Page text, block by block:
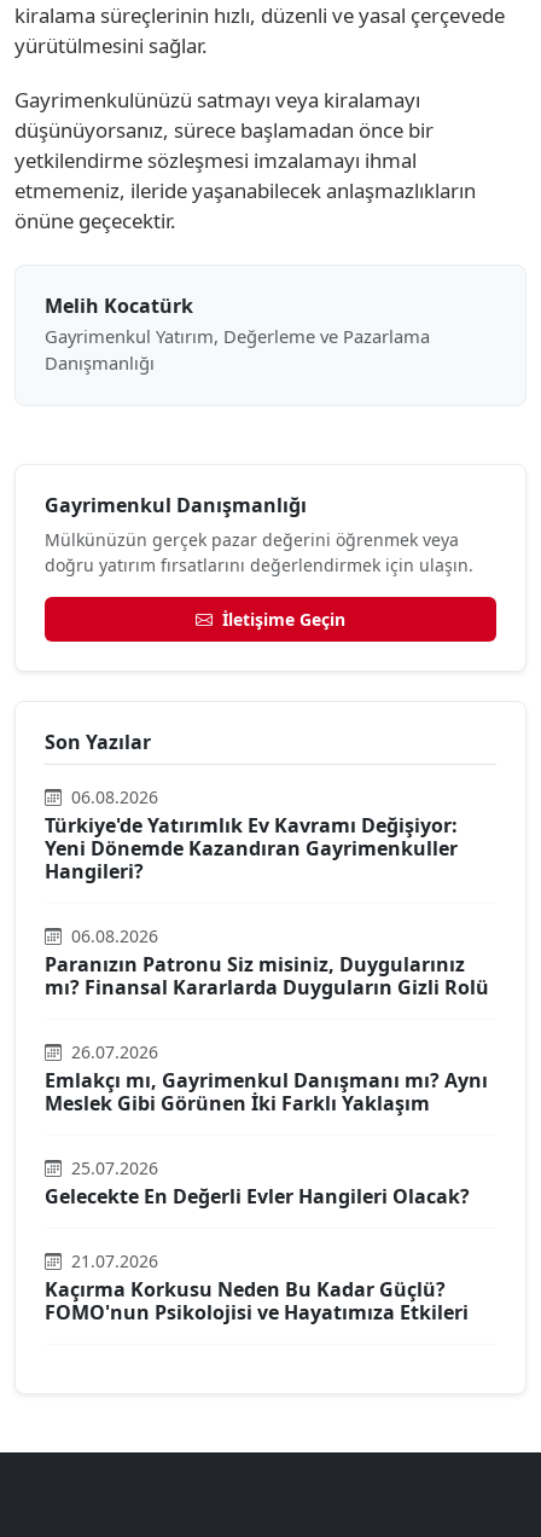
kiralama süreçlerinin hızlı, düzenli ve yasal çerçevede
yürütülmesini sağlar.
Gayrimenkulünüzü satmayı veya kiralamayı
düşünüyorsanız, sürece başlamadan önce bir
yetkilendirme sözleşmesi imzalamayı ihmal
etmemeniz, ileride yaşanabilecek anlaşmazlıkların
önüne geçecektir.
Melih Kocatürk
Gayrimenkul Yatırım, Değerleme ve Pazarlama
Danışmanlığı
Gayrimenkul Danışmanlığı
Mülkünüzün gerçek pazar değerini öğrenmek veya
doğru yatırım fırsatlarını değerlendirmek için ulaşın.
İletişime Geçin
Son Yazılar
06.08.2026
Türkiye'de Yatırımlık Ev Kavramı Değişiyor:
Yeni Dönemde Kazandıran Gayrimenkuller
Hangileri?
06.08.2026
Paranızın Patronu Siz misiniz, Duygularınız
mı? Finansal Kararlarda Duyguların Gizli Rolü
26.07.2026
Emlakçı mı, Gayrimenkul Danışmanı mı? Aynı
Meslek Gibi Görünen İki Farklı Yaklaşım
25.07.2026
Gelecekte En Değerli Evler Hangileri Olacak?
21.07.2026
Kaçırma Korkusu Neden Bu Kadar Güçlü?
FOMO'nun Psikolojisi ve Hayatımıza Etkileri